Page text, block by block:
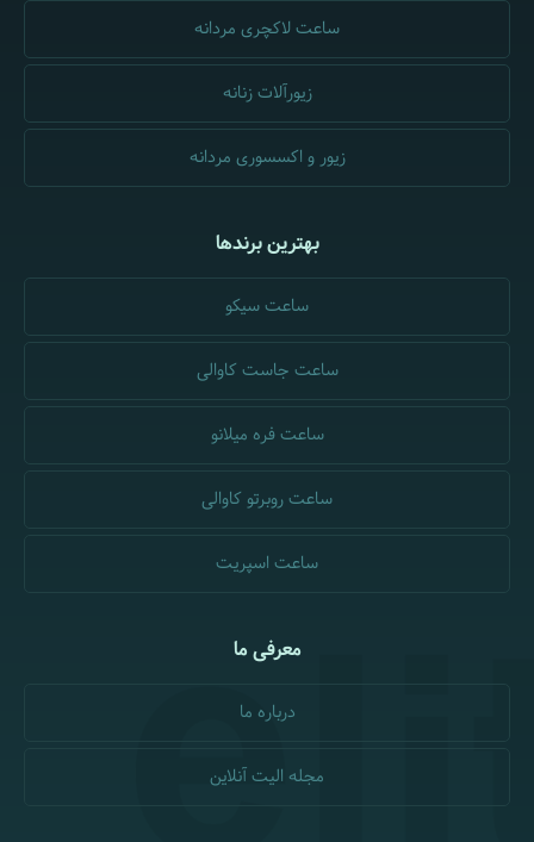
ساعت لاکچری مردانه
زیورآلات زنانه
زیور و اکسسوری مردانه
بهترین برندها
ساعت سیکو
ساعت جاست کاوالی
ساعت فره میلانو
ساعت روبرتو کاوالی
ساعت اسپریت
معرفی ما
درباره ما
مجله الیت آنلاین